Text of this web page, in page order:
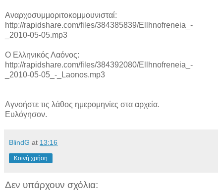
Αναρχοσυμμοριτοκομμουνισταί:
http://rapidshare.com/files/384385839/Ellhnofreneia_-
_2010-05-05.mp3
Ο Ελληνικός Λαόνος:
http://rapidshare.com/files/384392080/Ellhnofreneia_-
_2010-05-05_-_Laonos.mp3
Αγνοήστε τις λάθος ημερομηνίες στα αρχεία.
Ευλόγησον.
BlindG at 13:16
Κοινή χρήση
Δεν υπάρχουν σχόλια: